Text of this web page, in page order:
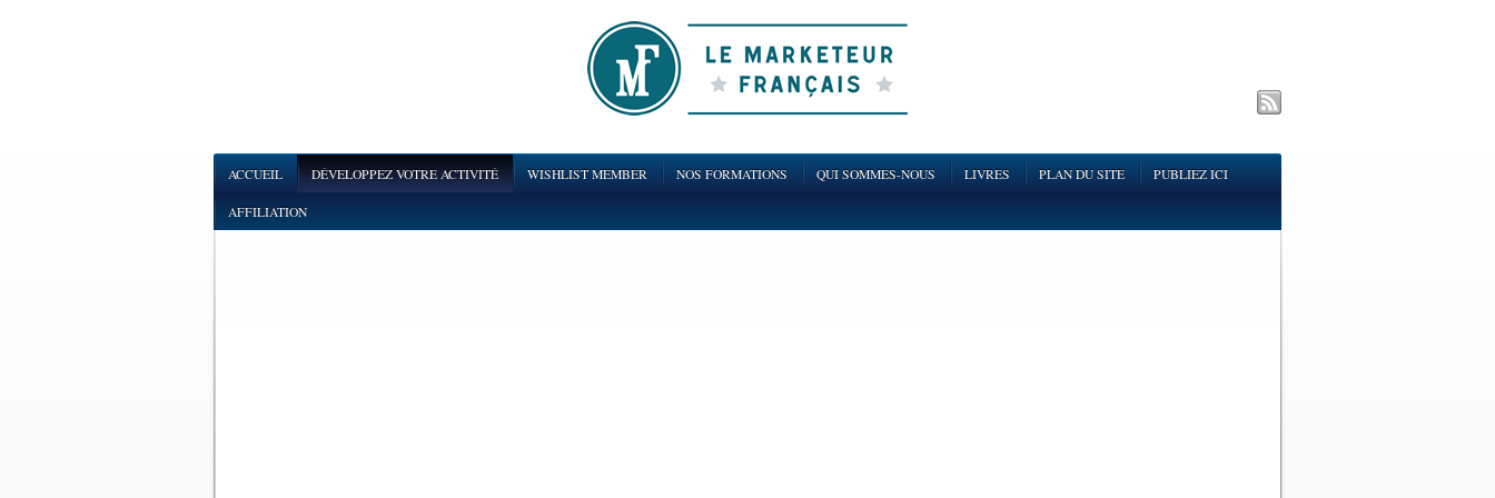
ACCUEIL DÉVELOPPEZ VOTRE ACTIVITÉ WISHLIST MEMBER NOS FORMATIONS QUI SOMMES-NOUS LIVRES PLAN DU SITE PUBLIEZ ICI
AFFILIATION